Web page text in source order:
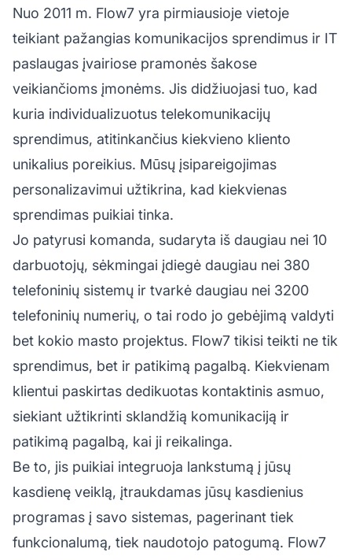
Nuo 2011 m. Flow7 yra pirmiausioje vietoje
teikiant pažangias komunikacijos sprendimus ir IT
paslaugas įvairiose pramonės šakose
veikiančioms įmonėms. Jis didžiuojasi tuo, kad
kuria individualizuotus telekomunikacijų
sprendimus, atitinkančius kiekvieno kliento
unikalius poreikius. Mūsų įsipareigojimas
personalizavimui užtikrina, kad kiekvienas
sprendimas puikiai tinka.
Jo patyrusi komanda, sudaryta iš daugiau nei 10
darbuotojų, sėkmingai įdiegė daugiau nei 380
telefoninių sistemų ir tvarkė daugiau nei 3200
telefoninių numerių, o tai rodo jo gebėjimą valdyti
bet kokio masto projektus. Flow7 tikisi teikti ne tik
sprendimus, bet ir patikimą pagalbą. Kiekvienam
klientui paskirtas dedikuotas kontaktinis asmuo,
siekiant užtikrinti sklandžią komunikaciją ir
patikimą pagalbą, kai ji reikalinga.
Be to, jis puikiai integruoja lankstumą į jūsų
kasdienę veiklą, įtraukdamas jūsų kasdienius
programas į savo sistemas, pagerinant tiek
funkcionalumą, tiek naudotojo patogumą. Flow7